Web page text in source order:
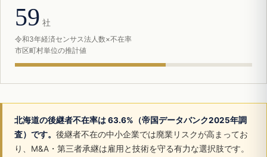
59 社
令和3年経済センサス法人数×不在率
市区町村単位の推計値
北海道の後継者不在率は 63.6%（帝国データバンク2025年調
査）です。 後継者不在の中小企業では廃業リスクが高まってお
り、M&A・第三者承継は雇用と技術を守る有力な選択肢です。